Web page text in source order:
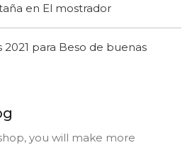
en El mostrador
para Beso de buenas
you will make more